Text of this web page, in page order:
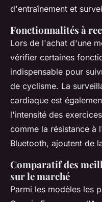
d'entraînement et
Fonctionnalités à
Lors de l'achat d'une
vérifier certaines
indispensable pour
de cyclisme. La
cardiaque est
l'intensité des
comme la résistance à
Bluetooth, ajoutent de
Comparatif des
sur le marché
Parmi les modèles les